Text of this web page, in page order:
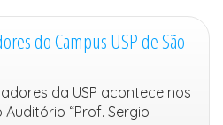
do Campus USP de São
da USP acontece nos
Auditório “Prof. Sergio